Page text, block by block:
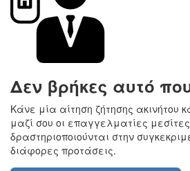
Δεν βρήκες αυτό
Κάνε μία αίτηση ζήτησης ακινήτου
μαζί σου οι επαγγελματίες
δραστηριοποιούνται στην
διάφορες προτάσεις.